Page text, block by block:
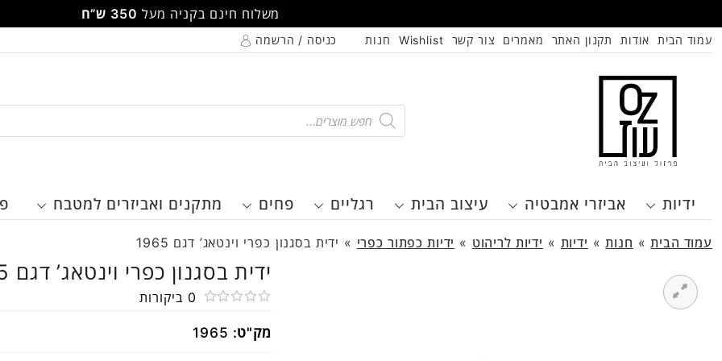
ידיות אביזרי אמבטיה עיצוב הבית רגליים פחים מתקנים ואביזרים למטבח
Products
search
עמוד הבית אודות תקנון האתר מאמרים צור קשר Wishlist חנות כניסה / הרשמה
משלוח חינם בקניה מעל 350 ש”ח
עמוד הבית» חנות» ידיות » ידיות לריהוט » ידיות כפתור כפרי » ידית בסגנון כפרי וינטאג’ דגם 1965
ידית בסגנון כפרי וינטאג’ דגם 1965
0
0 ביקורות
מק"ט: 1965